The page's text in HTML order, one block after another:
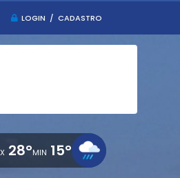
LOGIN / CADASTRO
28° 15°